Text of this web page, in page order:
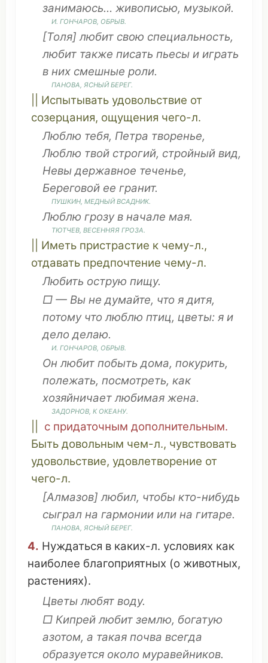
занимаюсь… живописью, музыкой.
И. ГОНЧАРОВ, ОБРЫВ.
[Толя] любит свою специальность,
любит также писать пьесы и играть
в них смешные роли.
ПАНОВА, ЯСНЫЙ БЕРЕГ.
Испытывать удовольствие от
созерцания, ощущения чего-л.
Люблю тебя, Петра творенье,
Люблю твой строгий, стройный вид,
Невы державное теченье,
Береговой ее гранит.
ПУШКИН, МЕДНЫЙ ВСАДНИК.
Люблю грозув начале мая.
ТЮТЧЕВ, ВЕСЕННЯЯ ГРОЗА.
Иметь пристрастие к чему-л.,
отдавать предпочтение чему-л.
Любить острую пищу.
□ — Вы недумайте, что ядитя,
потому что люблю птиц, цветы: я и
дело делаю.
И. ГОНЧАРОВ, ОБРЫВ.
Он любит побыть дома, покурить,
полежать, посмотреть, как
хозяйничает любимая жена.
ЗАДОРНОВ, К ОКЕАНУ.
с придаточным дополнительным.
Быть довольным чем-л., чувствовать
удовольствие, удовлетворение от
чего-л.
[Алмазов] любил, чтобы кто-нибудь
сыграл на гармонии или на гитаре.
ПАНОВА, ЯСНЫЙ БЕРЕГ.
4. Нуждаться в каких-л. условиях как
наиболее благоприятных (о животных,
растениях).
Цветы любят воду.
□ Кипрейлюбит землю, богатую
азотом, а такая почва всегда
образуется около муравейников.